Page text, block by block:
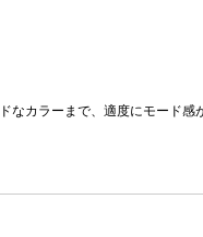
なカラーまで、適度にモード